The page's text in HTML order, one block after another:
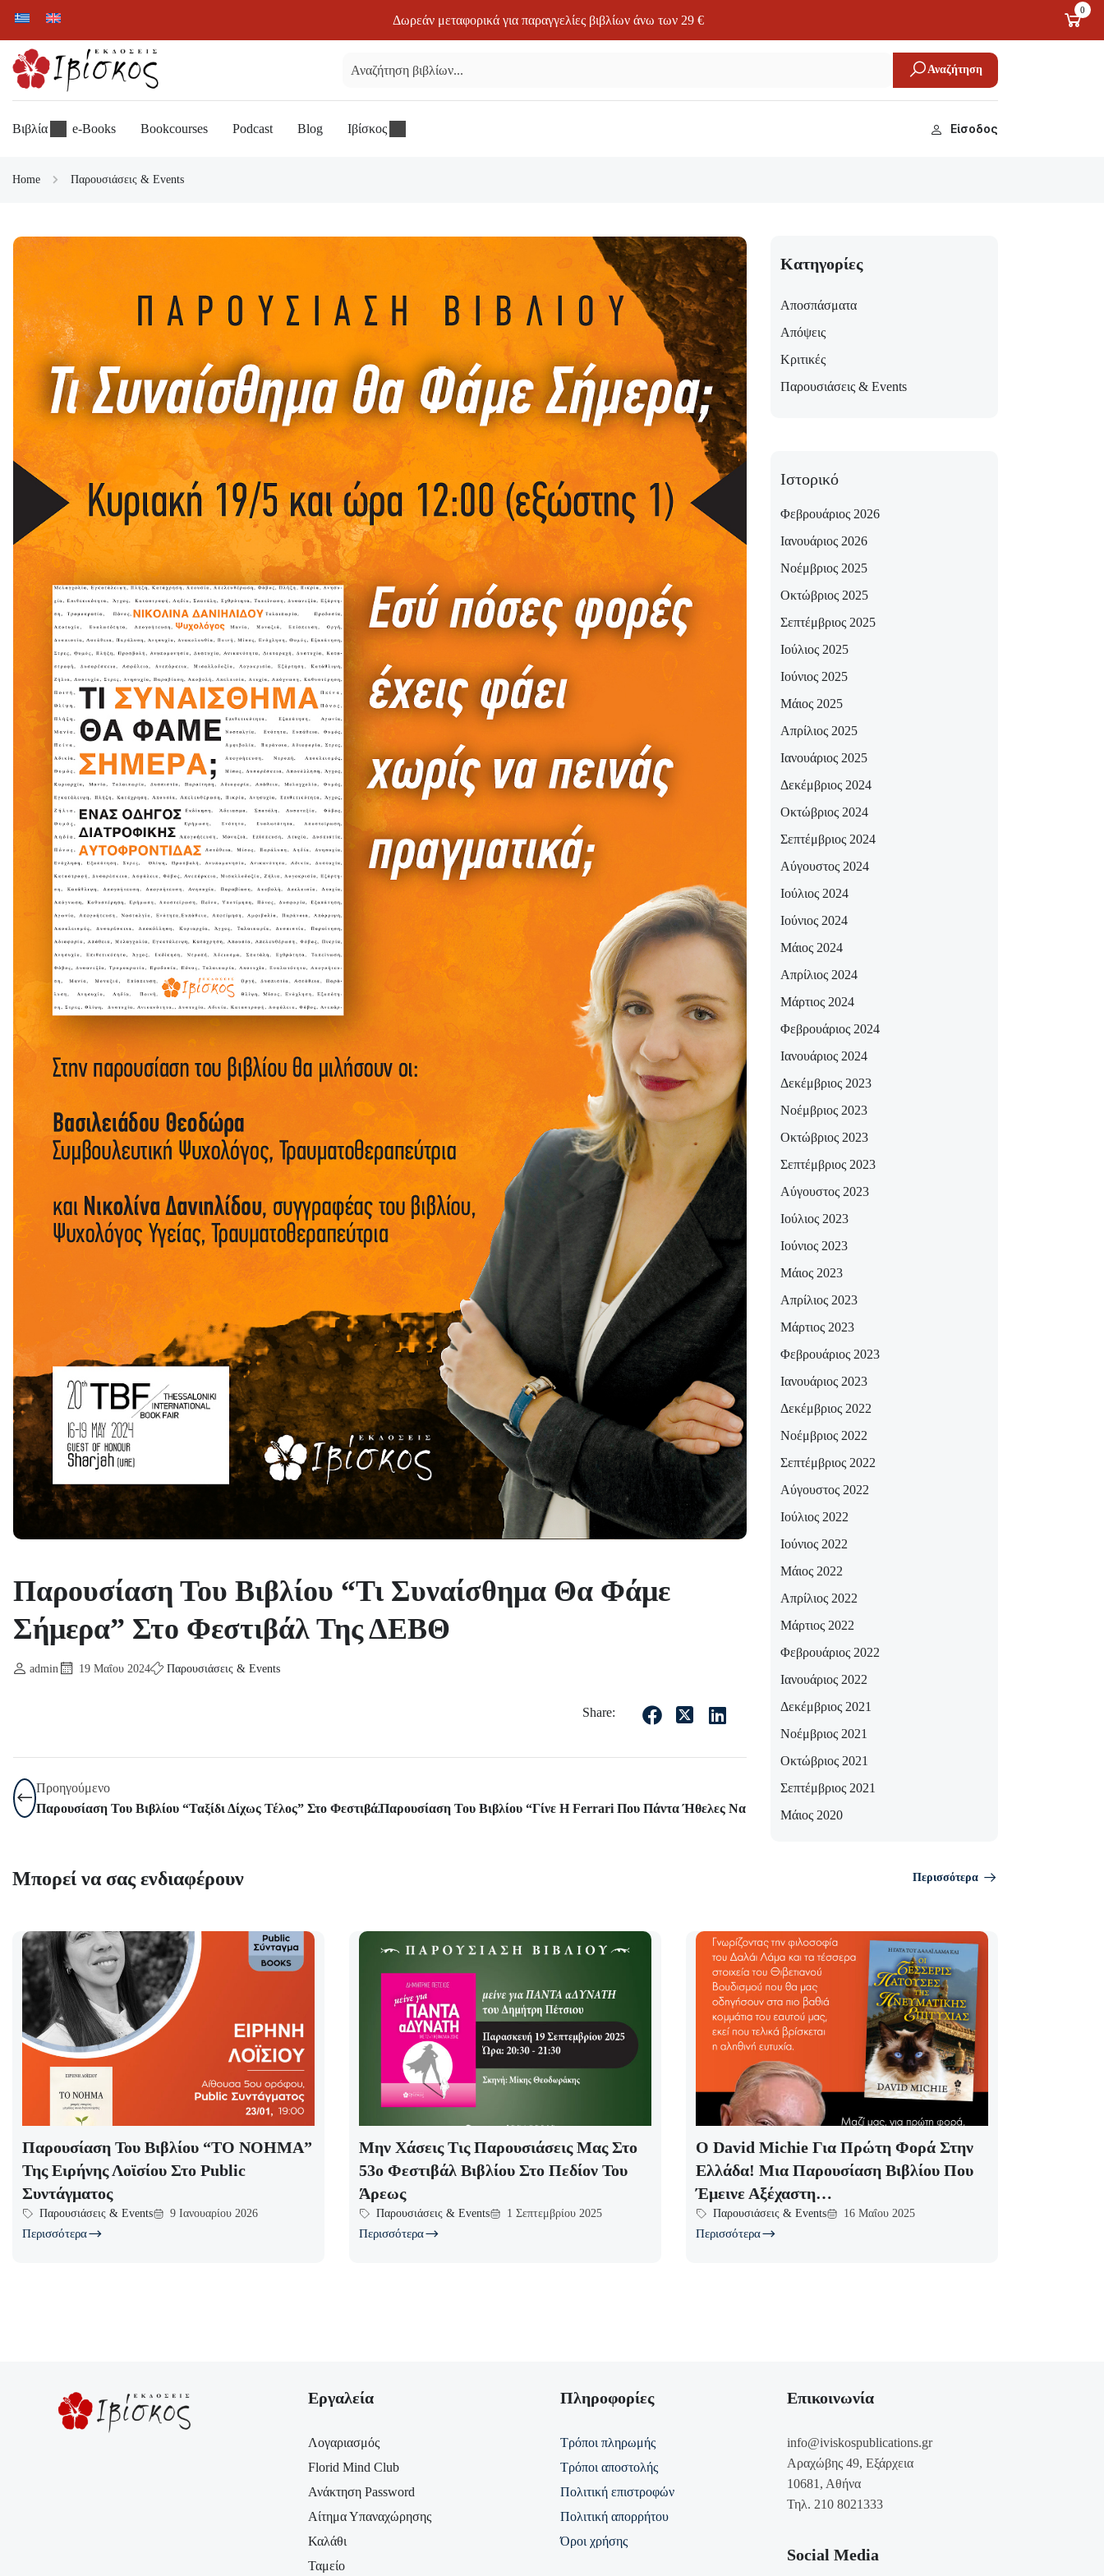
Δωρεάν μεταφορικά για παραγγελίες βιβλίων άνω των 29 €
0
Αναζήτηση
Βιβλία e-Books Bookcourses Podcast Blog Ιβίσκος Είσοδος
Home Παρουσιάσεις & Events
Παρουσίαση Του Βιβλίου “Τι Συναίσθημα Θα Φάμε
Σήμερα” Στο Φεστιβάλ Της ΔΕΒΘ
admin 19 Μαΐου 2024 Παρουσιάσεις & Events
Share:
Προηγούμενο
Παρουσίαση Του Βιβλίου “Ταξίδι Δίχως Τέλος” Στο Φεστιβάλ Της ΔΕΒΘΠαρουσίαση Του Βιβλίου “Γίνε Η Ferrari Που Πάντα Ήθελες Να Αγοράσεις” Στο Public Συντάγματος
Κατηγορίες
Αποσπάσματα
Απόψεις
Κριτικές
Παρουσιάσεις & Events
Ιστορικό
Φεβρουάριος 2026
Ιανουάριος 2026
Νοέμβριος 2025
Οκτώβριος 2025
Σεπτέμβριος 2025
Ιούλιος 2025
Ιούνιος 2025
Μάιος 2025
Απρίλιος 2025
Ιανουάριος 2025
Δεκέμβριος 2024
Οκτώβριος 2024
Σεπτέμβριος 2024
Αύγουστος 2024
Ιούλιος 2024
Ιούνιος 2024
Μάιος 2024
Απρίλιος 2024
Μάρτιος 2024
Φεβρουάριος 2024
Ιανουάριος 2024
Δεκέμβριος 2023
Νοέμβριος 2023
Οκτώβριος 2023
Σεπτέμβριος 2023
Αύγουστος 2023
Ιούλιος 2023
Ιούνιος 2023
Μάιος 2023
Απρίλιος 2023
Μάρτιος 2023
Φεβρουάριος 2023
Ιανουάριος 2023
Δεκέμβριος 2022
Νοέμβριος 2022
Σεπτέμβριος 2022
Αύγουστος 2022
Ιούλιος 2022
Ιούνιος 2022
Μάιος 2022
Απρίλιος 2022
Μάρτιος 2022
Φεβρουάριος 2022
Ιανουάριος 2022
Δεκέμβριος 2021
Νοέμβριος 2021
Οκτώβριος 2021
Σεπτέμβριος 2021
Μάιος 2020
Μπορεί να σας ενδιαφέρουν Περισσότερα
Παρουσίαση Του Βιβλίου “ΤΟ ΝΟΗΜΑ”
Της Ειρήνης Λοϊσίου Στο Public
Συντάγματος
Παρουσιάσεις & Events 9 Ιανουαρίου 2026
Περισσότερα
Μην Χάσεις Τις Παρουσιάσεις Μας Στο
53ο Φεστιβάλ Βιβλίου Στο Πεδίον Του
Άρεως
Παρουσιάσεις & Events 1 Σεπτεμβρίου 2025
Περισσότερα
Ο David Michie Για Πρώτη Φορά Στην
Ελλάδα! Μια Παρουσίαση Βιβλίου Που
Έμεινε Αξέχαστη…
Παρουσιάσεις & Events 16 Μαΐου 2025
Περισσότερα
Εργαλεία
Λογαριασμός
Florid Mind Club
Ανάκτηση Password
Αίτημα Υπαναχώρησης
Καλάθι
Ταμείο
Πληροφορίες
Τρόποι πληρωμής
Τρόποι αποστολής
Πολιτική επιστροφών
Πολιτική απορρήτου
Όροι χρήσης
Επικοινωνία
info@iviskospublications.gr
Αραχώβης 49, Εξάρχεια
10681, Αθήνα
Τηλ. 210 8021333
Social Media